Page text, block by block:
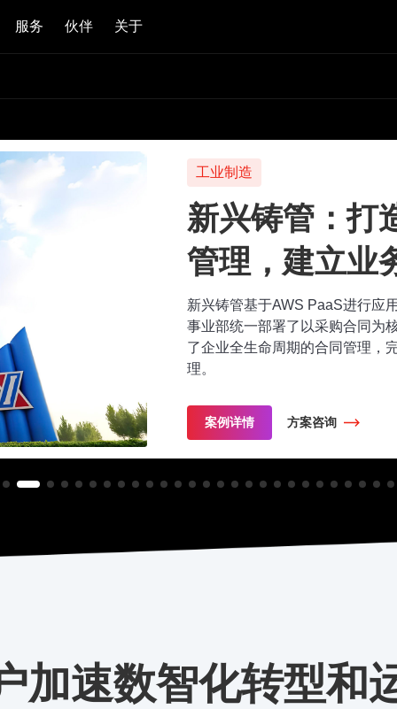
服务 伙伴 关于
工业制造
新兴铸管：打
管理，建立业
新兴铸管基于AWS PaaS进行应
事业部统一部署了以采购合同为
了企业全生命周期的合同管理，
理。
案例详情 方案咨询
加速数智化转型和